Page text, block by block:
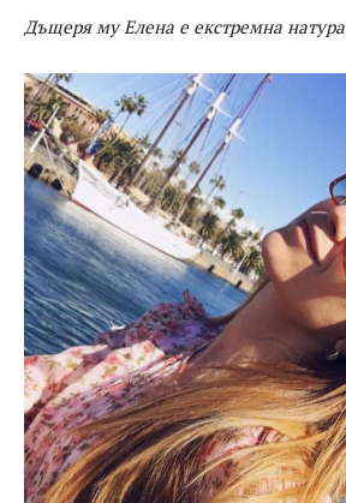
Дъщеря му Елена е екстремна натура